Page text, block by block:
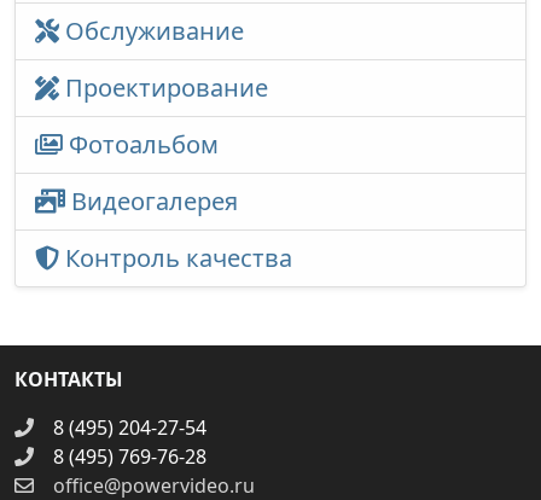
Обслуживание
Проектирование
Фотоальбом
Видеогалерея
Контроль качества
КОНТАКТЫ
8 (495) 204-27-54
8 (495) 769-76-28
office@powervideo.ru